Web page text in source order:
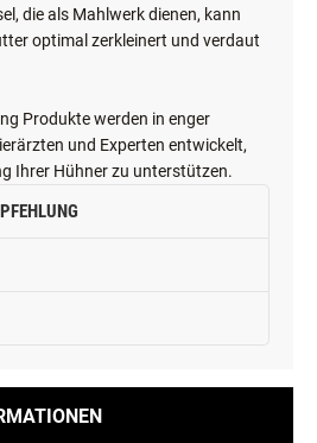
die als Mahlwerk dienen, kann
optimal zerkleinert und verdaut
Produkte werden in enger
und Experten entwickelt,
Ihrer Hühner zu unterstützen.